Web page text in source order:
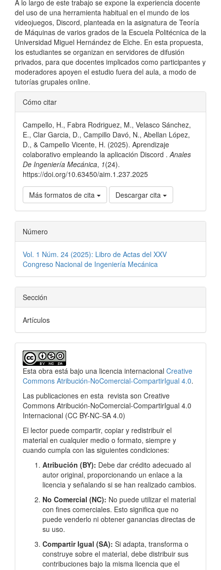
A lo largo de este trabajo se expone la experiencia docente
del uso de una herramienta habitual en el mundo de los
videojuegos, Discord, planteada en la asignatura de Teoría
de Máquinas de varios grados de la Escuela Politécnica de la
Universidad Miguel Hernández de Elche. En esta propuesta,
los estudiantes se organizan en servidores de difusión
privados, para que docentes implicados como participantes y
moderadores apoyen el estudio fuera del aula, a modo de
tutorías grupales online.
Detalles
del
artículo
Cómo citar
Campello, H., Fabra Rodriguez, M., Velasco Sánchez,
E., Clar Garcia, D., Campillo Davó, N., Abellan López,
D., & Campello Vicente, H. (2025). Aprendizaje
colaborativo empleando la aplicación Discord .Anales
De Ingeniería Mecánica, 1(24).
https://doi.org/10.63450/aim.1.237.2025
Más formatos de cita Descargar cita
Número
Vol. 1 Núm. 24 (2025): Libro de Actas del XXV
Congreso Nacional de Ingeniería Mecánica
Sección
Artículos
Esta obra está bajo una licencia internacional Creative
Commons Atribución-NoComercial-CompartirIgual 4.0.
Las publicaciones en esta revista son Creative
Commons Atribución-NoComercial-CompartirIgual 4.0
Internacional (CC BY-NC-SA 4.0)
El lector puede compartir, copiar y redistribuir el
material en cualquier medio o formato, siempre y
cuando cumpla con las siguientes condiciones:
Atribución (BY): Debe dar crédito adecuado al
autor original, proporcionando un enlace a la
licencia y señalando si se han realizado cambios.
No Comercial (NC): No puede utilizar el material
con fines comerciales. Esto significa que no
puede venderlo ni obtener ganancias directas de
su uso.
Compartir Igual (SA): Si adapta, transforma o
construye sobre el material, debe distribuir sus
contribuciones bajo la misma licencia que el